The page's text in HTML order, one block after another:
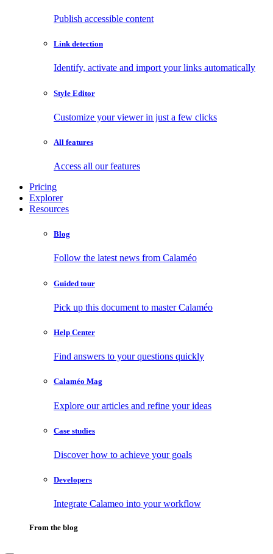
Publish accessible content
Link detection
Identify, activate and import your links automatically
Style Editor
Customize your viewer in just a few clicks
All features
Access all our features
Pricing
Explorer
Resources
Blog
Follow the latest news from Calaméo
Guided tour
Pick up this document to master Calaméo
Help Center
Find answers to your questions quickly
Calaméo Mag
Explore our articles and refine your ideas
Case studies
Discover how to achieve your goals
Developers
Integrate Calameo into your workflow
From the blog